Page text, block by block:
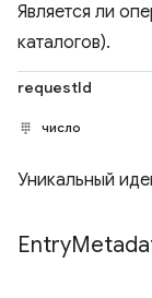
Является ли
каталогов).
requestId
число
Уникальный
Entry